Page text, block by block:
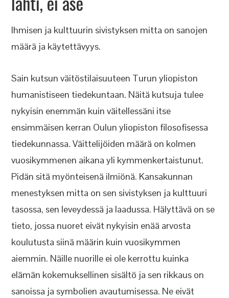
Ihmisen ja kulttuurin sivistyksen mitta on sanojen
määrä ja käytettävyys.
Sain kutsun väitöstilaisuuteen Turun yliopiston
humanistiseen tiedekuntaan. Näitä kutsuja tulee
nykyisin enemmän kuin väitellessäni itse
ensimmäisen kerran Oulun yliopiston filosofisessa
tiedekunnassa. Väittelijöiden määrä on kolmen
vuosikymmenen aikana yli kymmenkertaistunut.
Pidän sitä myönteisenä ilmiönä. Kansakunnan
menestyksen mitta on sen sivistyksen ja kulttuuri
tasossa, sen leveydessä ja laadussa. Hälyttävä on se
tieto, jossa nuoret eivät nykyisin enää arvosta
koulutusta siinä määrin kuin vuosikymmen
aiemmin. Näille nuorille ei ole kerrottu kuinka
elämän kokemuksellinen sisältö ja sen rikkaus on
sanoissa ja symbolien avautumisessa. Ne eivät